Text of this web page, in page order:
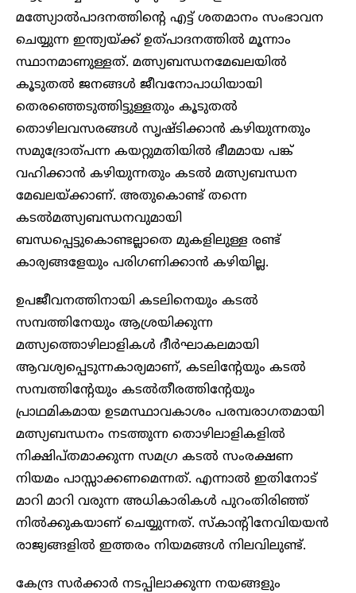
മത്സ്യോൽപാദനത്തിന്റെ എട്ട് ശതമാനം സംഭാവന
ചെയ്യുന്ന ഇന്ത്യയ്ക്ക് ഉത്പാദനത്തിൽ മൂന്നാം
സ്ഥാനമാണുള്ളത്. മത്സ്യബന്ധനമേഖലയിൽ
കൂടുതൽ ജനങ്ങൾ ജീവനോപാധിയായി
തെരഞ്ഞെടുത്തിട്ടുള്ളതും കൂടുതൽ
തൊഴിലവസരങ്ങൾ സൃഷ്ടിക്കാൻ കഴിയുന്നതും
സമുദ്രോത്പന്ന കയറ്റുമതിയിൽ ഭീമമായ പങ്ക്
വഹിക്കാൻ കഴിയുന്നതും കടൽ മത്സ്യബന്ധന
മേഖലയ്ക്കാണ്. അതുകൊണ്ട് തന്നെ
കടൽമത്സ്യബന്ധനവുമായി
ബന്ധപ്പെട്ടുകൊണ്ടല്ലാതെ മുകളിലുള്ള രണ്ട്
കാര്യങ്ങളേയും പരിഗണിക്കാൻ കഴിയില്ല.
ഉപജീവനത്തിനായി കടലിനെയും കടൽ
സമ്പത്തിനേയും ആശ്രയിക്കുന്ന
മത്സ്യത്തൊഴിലാളികൾ ദീർഘാകലമായി
ആവശ്യപ്പെടുന്നകാര്യമാണ്, കടലിന്റേയും കടൽ
സമ്പത്തിന്റേയും കടൽതീരത്തിന്റേയും
പ്രാഥമികമായ ഉടമസ്ഥാവകാശം പരമ്പരാഗതമായി
മത്സ്യബന്ധനം നടത്തുന്ന തൊഴിലാളികളിൽ
നിക്ഷിപ്തമാക്കുന്ന സമഗ്ര കടൽ സംരക്ഷണ
നിയമം പാസ്സാക്കണമെന്നത്. എന്നാൽ ഇതിനോട്
മാറി മാറി വരുന്ന അധികാരികൾ പുറംതിരിഞ്ഞ്
നിൽക്കുകയാണ് ചെയ്യുന്നത്. സ്കാന്റിനേവിയയൻ
രാജ്യങ്ങളിൽ ഇത്തരം നിയമങ്ങൾ നിലവിലുണ്ട്.
കേന്ദ്ര സർക്കാർ നടപ്പിലാക്കുന്ന നയങ്ങളും